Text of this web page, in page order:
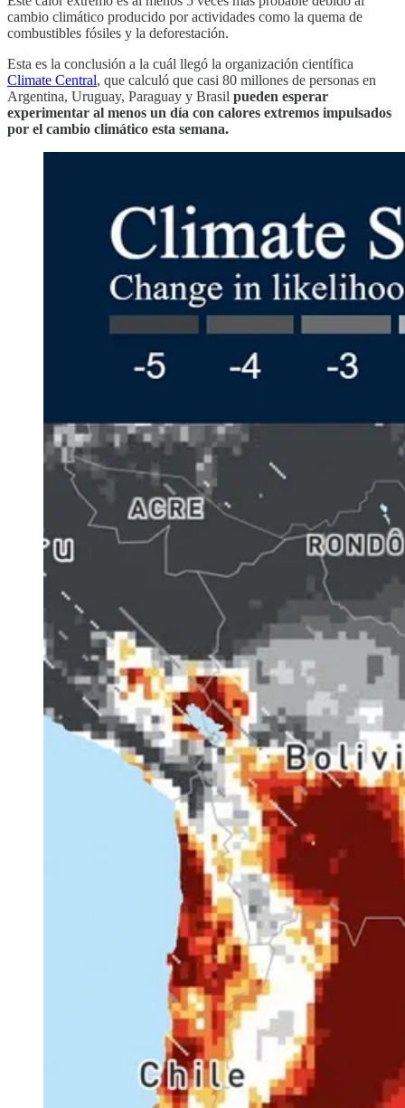
cambio climático producido por actividades como la quema de
combustibles fósiles y la deforestación.
Esta es la conclusión a la cuál llegó la organización científica
Climate Central, que calculó que casi 80 millones de personas en
Argentina, Uruguay, Paraguay y Brasil pueden esperar
experimentar al menos un día con calores extremos impulsados
por el cambio climático esta semana.